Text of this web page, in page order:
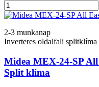
2-3 munkanap
Inverteres oldalfali splitklíma
Midea MEX-24-SP
Split klíma